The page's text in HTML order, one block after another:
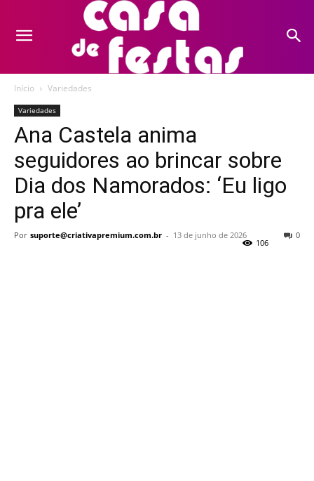
Início Variedades
Variedades
Ana Castela anima
seguidores ao brincar sobre
Dia dos Namorados: ‘Eu ligo
pra ele’
Por suporte@criativapremium.com.br - 13 de junho de 2026 0
106